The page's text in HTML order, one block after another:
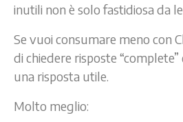
inutili non è solo fastidiosa da
Se vuoi consumare meno con
di chiedere risposte
una risposta utile.
Molto meglio: